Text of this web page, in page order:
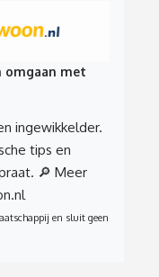
omgaan met
ingewikkelder.
tips en
🔎 Meer
en sluit geen